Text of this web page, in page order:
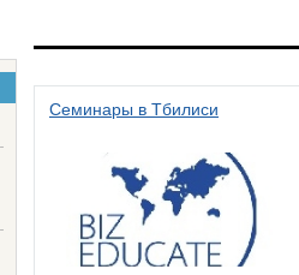
Семинары в Тбилиси